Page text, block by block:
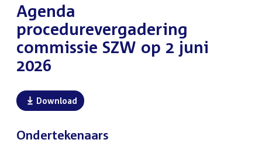
Agenda
procedurevergadering
commissie SZW op 2 juni
2026
Download
Ondertekenaars